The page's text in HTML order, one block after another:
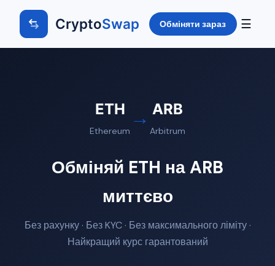
CryptoSwap Обміняти зараз ☰
ETH
Ethereum
→ ARB
Arbitrum
Обміняй ETH на ARB
миттєво
Без рахунку · Без KYC · Без максимального ліміту ·
Найкращий курс гарантований